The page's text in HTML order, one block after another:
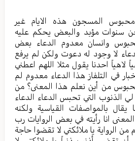
المسجون هذه الايام غير
سنوات مؤبد والبعض يحكم عليه
محبوس وانسان معدوم الدعاء بعض
لا وجود له دعوت ولكن لم يرفع
لاهياً احدنا يقول مثلا اللهم اعطني
في التلفاز هذا الدعاء معدوم لم
من أين نعلم هذا المعنى؟ من
الذنوب التي تحبس الدعاء الدعاء
بالمواصفات القياسية ولكنه
انا رأيته في بعض الروايات رب
الرواية يا ملائكتي لا تقضوا حاجة